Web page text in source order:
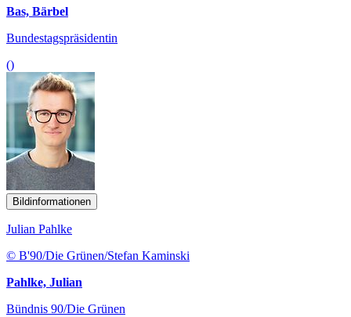
Bas, Bärbel
Bundestagspräsidentin
()
Bildinformationen
Julian Pahlke
© B'90/Die Grünen/Stefan Kaminski
Pahlke, Julian
Bündnis 90/Die Grünen